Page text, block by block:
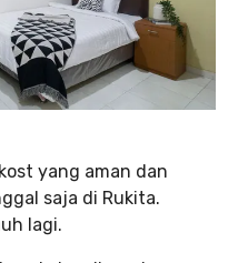
yang aman dan
saja di Rukita.
lagi.